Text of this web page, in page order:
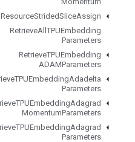
ResourceStridedSliceAssign
RetrieveAll TPUEmbedding
Parameters
RetrieveTPUEmbedding
ADAMParameters
TPUEmbeddingAdadelta
Parameters
TPUEmbeddingAdagrad
MomentumParameters
TPUEmbeddingAdagrad
Parameters